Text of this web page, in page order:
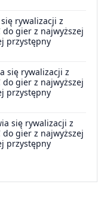
rywalizacji z
do gier z najwyższej
przystępny
się rywalizacji z
do gier z najwyższej
przystępny
się rywalizacji z
do gier z najwyższej
przystępny